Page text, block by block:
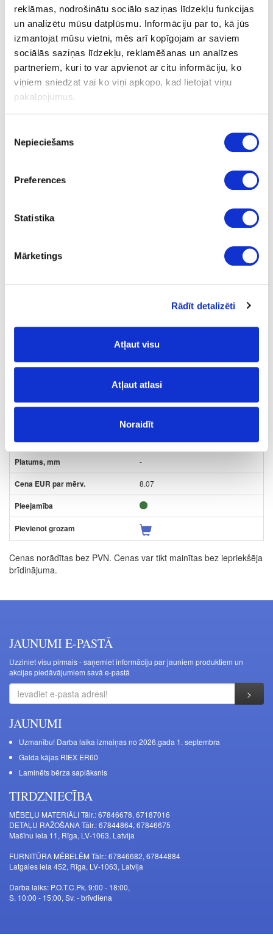
reklāmas, nodrošinātu sociālo saziņas līdzekļu funkcijas
un analizētu mūsu datplūsmu. Informāciju par to, kā jūs
izmantojat mūsu vietni, mēs arī kopīgojam ar saviem
sociālās saziņas līdzekļu, reklamēšanas un analīzes
partneriem, kuri to var apvienot ar citu informāciju, ko
viņiem sniedzat vai ko viņi apkopo, kad lietojat viņu
pakalpojumus.
izvēle
Nepieciešams
Preferences
Statistika
Mārketings
Rādīt detalizēti
Atļaut visu
Atļaut atlasi
Noraidīt
izejošais 28-WE14153405549
Atkritumu tvertne JC607
Gab.
pelēka
Fasādes turētāji atkritumu tvertnei
Komplekts
-
-
8.07
Cenas norādītas bez PVN. Cenas var tikt mainītas bez iepriekšēja
brīdinājuma.
JAUNUMI E-PASTĀ
Uzziniet visu pirmais - saņemiet informāciju par jauniem produktiem un
akcijas piedāvājumiem savā e-pastā
JAUNUMI
Uzmanību! Darba laika izmaiņas no 2026.gada 1. septembra
Galda kājas RIEX ER60
Laminēts bērza saplāksnis
TIRDZNIECĪBA
MĒBEĻU MATERIĀLI Tālr.: 67846678, 67187016
DETAĻU RAŽOŠANA Tālr.: 67844864, 67846675
Mašīnu iela 11, Rīga, LV-1063, Latvija
FURNITŪRA MĒBELĒM Tālr.: 67846682, 67844884
Latgales iela 452, Rīga, LV-1063, Latvija
Darba laiks: P.O.T.C.Pk. 9:00 - 18:00,
S. 10:00 - 15:00, Sv. - brīvdiena